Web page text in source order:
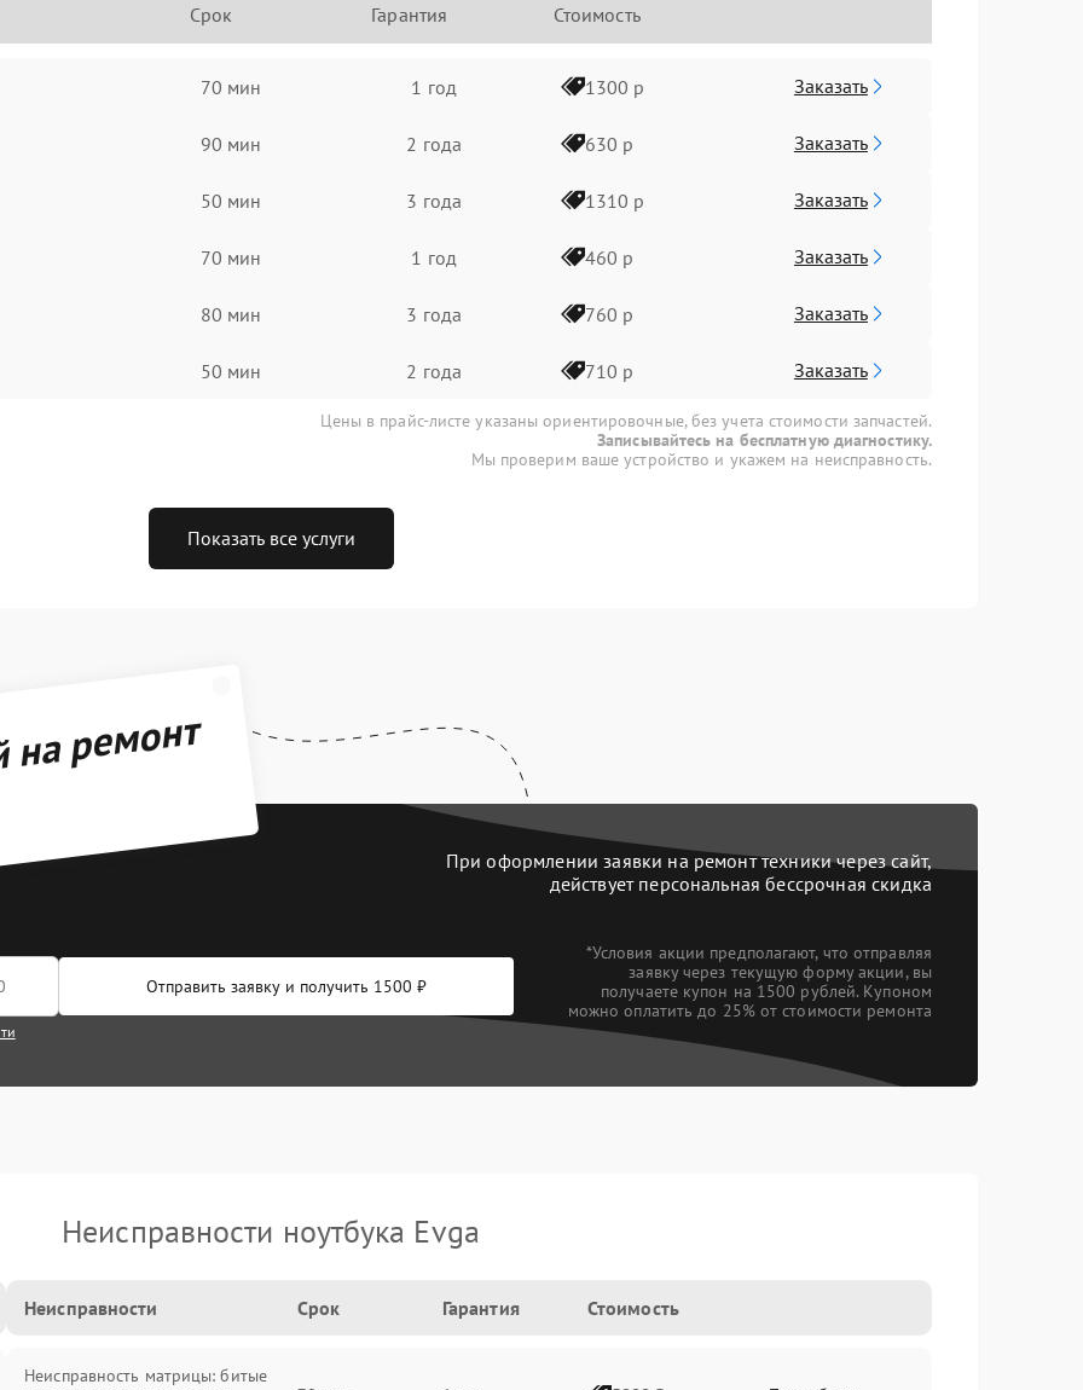
Срок Гарантия Стоимость
70 мин 1 год 1300 р Заказать
90 мин 2 года 630 р Заказать
50 мин 3 года 1310 р Заказать
70 мин 1 год 460 р Заказать
80 мин 3 года 760 р Заказать
50 мин 2 года 710 р Заказать
Цены в прайс-листе указаны ориентировочные, без учета стоимости запчастей.
Записывайтесь на бесплатную диагностику.
Мы проверим ваше устройство и укажем на неисправность.
Показать все услуги
ремонт
При оформлении заявки на ремонт техники через сайт,
действует персональная бессрочная скидка
Отправить заявку и получить 1500 ₽
*Условия акции предполагают, что отправляя
заявку через текущую форму акции, вы
получаете купон на 1500 рублей. Купоном
можно оплатить до 25% от стоимости ремонта
Неисправности ноутбука Evga
Неисправности Срок Гарантия Стоимость
Неисправность матрицы: битые